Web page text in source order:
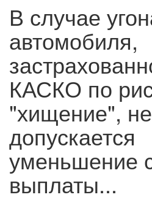
В случае
автомобиля,
КАСКО по
"хищение", не
допускается
уменьшение
выплаты...